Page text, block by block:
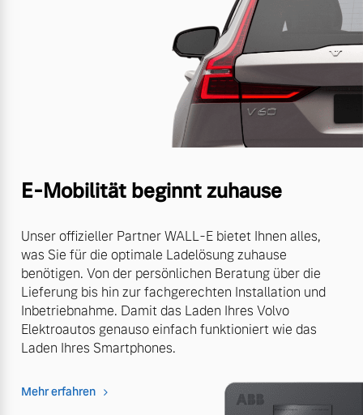
E-Mobilität beginnt zuhause
Unser offizieller Partner WALL-E bietet Ihnen alles,
was Sie für die optimale Ladelösung zuhause
benötigen. Von der persönlichen Beratung über die
Lieferung bis hin zur fachgerechten Installation und
Inbetriebnahme. Damit das Laden Ihres Volvo
Elektroautos genauso einfach funktioniert wie das
Laden Ihres Smartphones.
Mehr erfahren